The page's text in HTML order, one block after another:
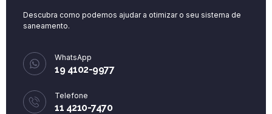
Descubra como podemos ajudar a otimizar o seu sistema de
saneamento.
WhatsApp
19 4102-9977
Telefone
11 4210-7470